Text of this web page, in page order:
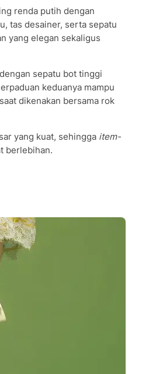
renda putih dengan
tas desainer, serta sepatu
yang elegan sekaligus
sepatu bot tinggi
keduanya mampu
dikenakan bersama rok
yang kuat, sehingga item-
berlebihan.